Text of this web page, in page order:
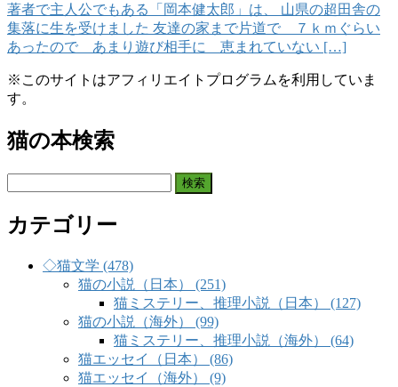
著者で主人公でもある「岡本健太郎」は、 山県の超田舎の
集落に生を受けました 友達の家まで片道で ７ｋｍぐらい
あったので あまり遊び相手に 恵まれていない […]
※このサイトはアフィリエイトプログラムを利用していま
す。
猫の本検索
カテゴリー
◇猫文学 (478)
猫の小説（日本） (251)
猫ミステリー、推理小説（日本） (127)
猫の小説（海外） (99)
猫ミステリー、推理小説（海外） (64)
猫エッセイ（日本） (86)
猫エッセイ（海外） (9)